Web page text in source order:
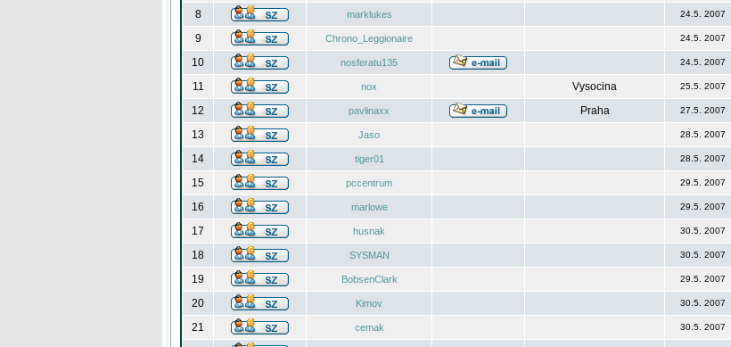
8
marklukes 24.5. 2007
9
Chrono_Leggionaire 24.5. 2007
10
nosferatu135 24.5. 2007
11
nox Vysocina 25.5. 2007
12
pavlinaxx Praha 27.5. 2007
13
Jaso 28.5. 2007
14
tiger01 28.5. 2007
15
pccentrum 29.5. 2007
16
marlowe 29.5. 2007
17
husnak 30.5. 2007
18
SYSMAN 30.5. 2007
19
BobsenClark 29.5. 2007
20
Kimov 30.5. 2007
21
cemak 30.5. 2007